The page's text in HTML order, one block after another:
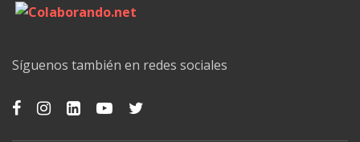
Síguenos también en redes sociales